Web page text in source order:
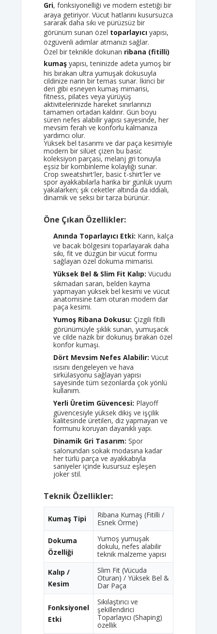
Gri, fonksiyonelliği ve modern estetiği bir
araya getiriyor. Vücut hatlarını kusursuzca
sararak daha sıkı ve pürüzsüz bir
görünüm sunan özel toparlayıcıyapısı,
özgüvenli adımlar atmanızı sağlar.
Özel bir teknikle dokunan ribana (fitilli)
kumaşyapısı, teninizde adeta yumoş bir
his bırakan ultra yumuşak dokusuyla
cildinize narin bir temas sunar. İkinci bir
deri gibi esneyen kumaş mimarisi,
fitness, pilates veya yürüyüş
aktivitelerinizde hareket sınırlarınızı
tamamen ortadan kaldırır. Gün boyu
süren nefes alabilir yapısı sayesinde, her
mevsim ferah ve konforlu kalmanıza
yardımcı olur.
Yüksek bel tasarımı ve dar paça kesimiyle
modern bir silüet çizen bu basic
koleksiyon parçası, melanj gri tonuyla
eşsiz bir kombinleme kolaylığı sunar.
Crop sweatshirt'ler, basic t-shirt'ler ve
spor ayakkabılarla harika bir günlük uyum
yakalarken; şık ceketler altında da iddialı,
dinamik ve seksi bir tarza bürünür.
Öne Çıkan Özellikler:
Anında Toparlayıcı Etki: Karın, kalça
ve bacak bölgesini toparlayarak daha
sıkı, fit ve düzgün bir vücut formu
sağlayan özel dokuma mimarisi.
Yüksek Bel & Slim Fit Kalıp: Vücudu
sıkmadan saran, belden kayma
yapmayan yüksek bel kesimi ve vücut
anatomisine tam oturan modern dar
paça kesimi.
Yumoş Ribana Dokusu: Çizgili fitilli
görünümüyle şıklık sunan, yumuşacık
ve cilde nazik bir dokunuş bırakan özel
konfor kumaşı.
Dört Mevsim Nefes Alabilir: Vücut
ısısını dengeleyen ve hava
sirkülasyonu sağlayan yapısı
sayesinde tüm sezonlarda çok yönlü
kullanım.
Yerli Üretim Güvencesi: Playoff
güvencesiyle yüksek dikiş ve işçilik
kalitesinde üretilen, diz yapmayan ve
formunu koruyan dayanıklı yapı.
Dinamik Gri Tasarım: Spor
salonundan sokak modasına kadar
her türlü parça ve ayakkabıyla
saniyeler içinde kusursuz eşleşen
joker stil.
Teknik Özellikler:
Kumaş Tipi
Ribana Kumaş (Fitilli /
Esnek Örme)
Dokuma
Özelliği
Yumoş yumuşak
dokulu, nefes alabilir
teknik malzeme yapısı
Kalıp /
Kesim
Slim Fit (Vücuda
Oturan) / Yüksek Bel &
Dar Paça
Fonksiyonel
Etki
Sıkılaştırıcı ve
şekillendirici
Toparlayıcı (Shaping)
özellik